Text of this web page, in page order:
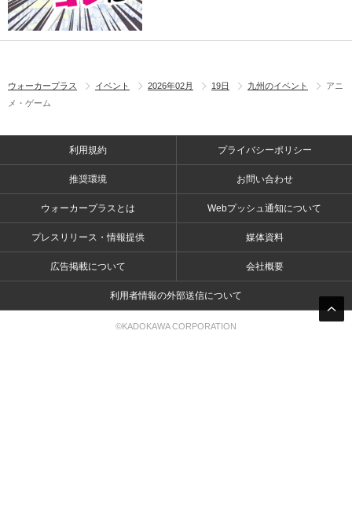
ウォーカープラス イベント 2026年02月 19日 九州のイベント
アニ
メ・ゲーム
利用規約 プライバシーポリシー
推奨環境 お問い合わせ
ウォーカープラスとは Webプッシュ通知について
プレスリリース・情報提供 媒体資料
広告掲載について 会社概要
利用者情報の外部送信について
©KADOKAWA CORPORATION